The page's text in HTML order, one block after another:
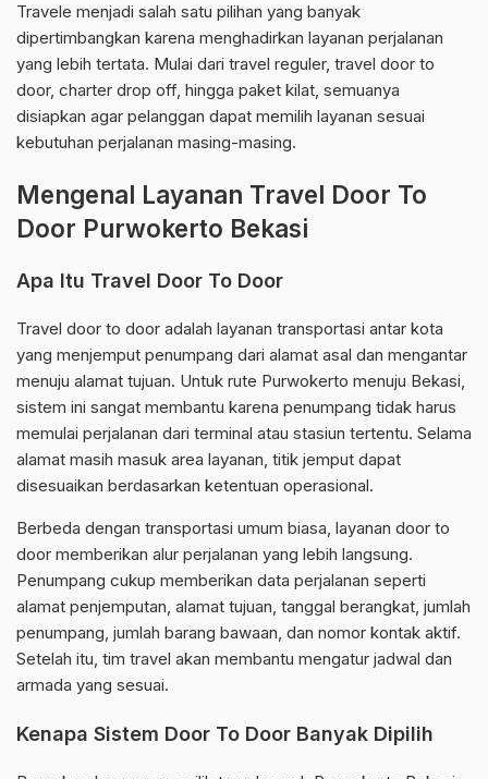
Travele menjadi salah satu pilihan yang banyak
dipertimbangkan karena menghadirkan layanan perjalanan
yang lebih tertata. Mulai dari travel reguler, travel door to
door, charter drop off, hingga paket kilat, semuanya
disiapkan agar pelanggan dapat memilih layanan sesuai
kebutuhan perjalanan masing-masing.
Mengenal Layanan Travel Door To
Door Purwokerto Bekasi
Apa Itu Travel Door To Door
Travel door to door adalah layanan transportasi antar kota
yang menjemput penumpang dari alamat asal dan mengantar
menuju alamat tujuan. Untuk rute Purwokerto menuju Bekasi,
sistem ini sangat membantu karena penumpang tidak harus
memulai perjalanan dari terminal atau stasiun tertentu. Selama
alamat masih masuk area layanan, titik jemput dapat
disesuaikan berdasarkan ketentuan operasional.
Berbeda dengan transportasi umum biasa, layanan door to
door memberikan alur perjalanan yang lebih langsung.
Penumpang cukup memberikan data perjalanan seperti
alamat penjemputan, alamat tujuan, tanggal berangkat, jumlah
penumpang, jumlah barang bawaan, dan nomor kontak aktif.
Setelah itu, tim travel akan membantu mengatur jadwal dan
armada yang sesuai.
Kenapa Sistem Door To Door Banyak Dipilih